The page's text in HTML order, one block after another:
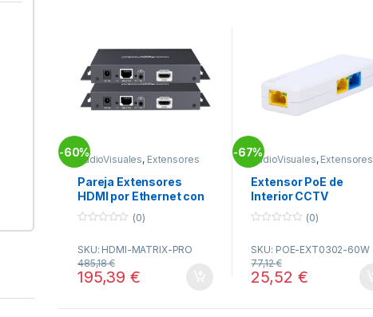
-60%
AudioVisuales, Extensores
AV
Pareja Extensores
HDMI por Ethernet con
App
u
o
(0)
SKU: HDMI-MATRIX-PRO
195,39€
485,18€
-67%
AudioVisuales, Extensores
AV
Extensor PoE de
Interior CCTV
u
t
o
f
(0)
SKU: POE-EXT0302-60W
25,52 €
77,12€